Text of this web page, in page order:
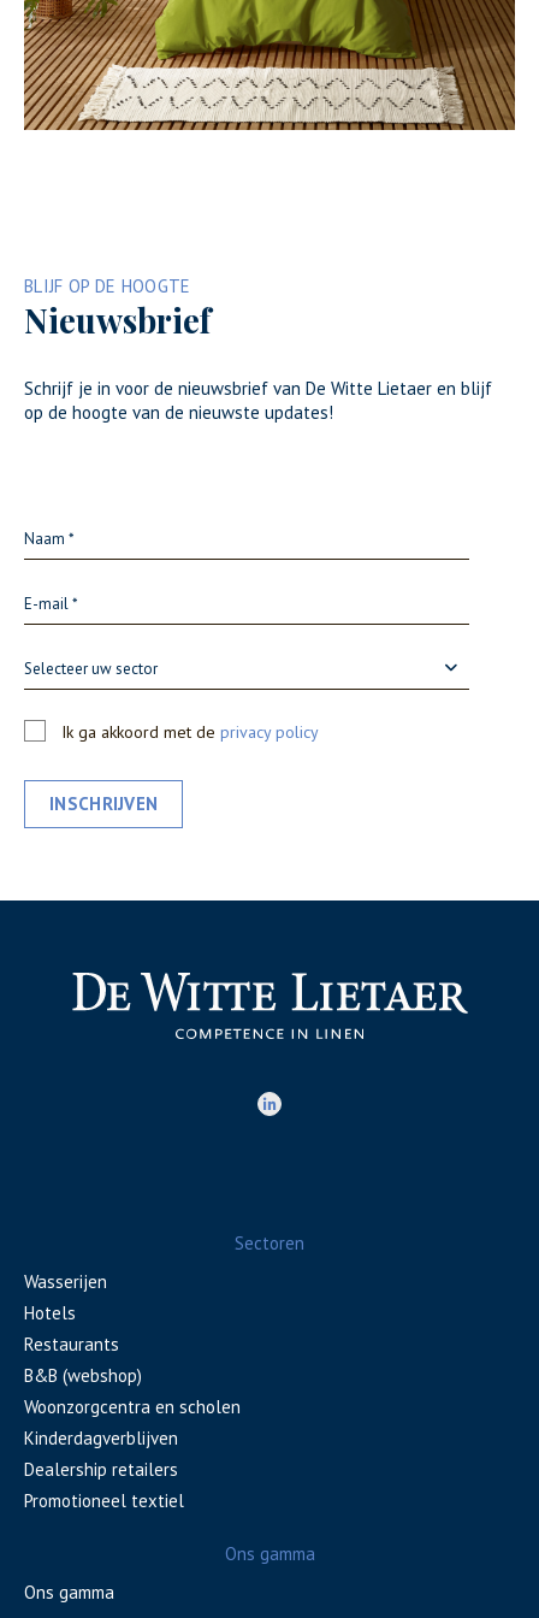
BLIJF OP DE HOOGTE
Nieuwsbrief
Schrijf je in voor de nieuwsbrief van De Witte Lietaer en blijf
op de hoogte van de nieuwste updates!
Selecteer uw sector
Ik ga akkoord met de privacy policy
INSCHRIJVEN
Sectoren
Wasserijen
Hotels
Restaurants
B&B (webshop)
Woonzorgcentra en scholen
Kinderdagverblijven
Dealership retailers
Promotioneel textiel
Ons gamma
Ons gamma